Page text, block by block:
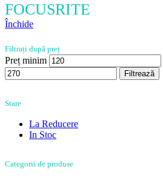
FOCUSRITE
Închide
Filtrați după preț
Preț minim
Filtrează
Stare
La Reducere
In Stoc
Categorii de produse